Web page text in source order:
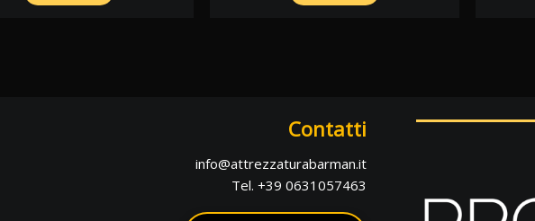
Contatti
info@attrezzaturabarman.it
Tel. +39 0631057463